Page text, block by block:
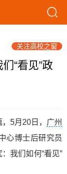
关注高校之窗
“看见”政
5月20日， 广州
心博士后研究员
我们如何“看见”